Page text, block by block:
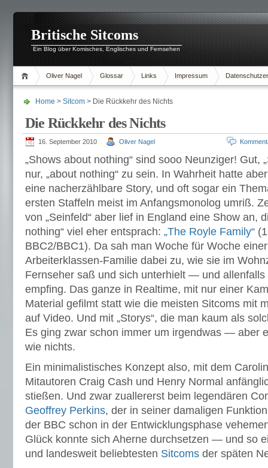
Britische Sitcoms
Ein Blog über Komisches, Englisches und Fernsehen
Oliver Nagel Glossar Links Impressum
Home > Sitcom > Die Rückkehr des Nichts
Die Rückkehr des Nichts
16. September 2010 Oliver Nagel
„Shows about nothing“ sind sooo Neunziger! Gut,
nur, „about nothing“ zu sein. In Wahrheit hatte
eine nacherzählbare Story, und oft sogar ein
ersten Staffeln meist im Anfangsmonolog umriß.
von „Seinfeld“ aber lief in England eine Show an,
nothing“ viel eher entsprach: „The Royle Family“
BBC2/BBC1). Da sah man Woche für Woche
Arbeiterklassen-Familie dabei zu, wie sie im
Fernseher saß und sich unterhielt — und allenfalls
empfing. Das ganze in Realtime, mit nur einer
Material gefilmt statt wie die meisten Sitcoms mit
auf Video. Und mit „Storys“, die man kaum als
Es ging zwar schon immer um irgendwas — aber
wie nichts.
Ein minimalistisches Konzept also, mit dem
Mitautoren Craig Cash und Henry Normal
stießen. Und zwar zuallererst beim legendären
Geoffrey Perkins, der in seiner damaligen
der BBC schon in der Entwicklungsphase
Glück konnte sich Aherne durchsetzen — und so
und landesweit beliebtesten Sitcoms der späten